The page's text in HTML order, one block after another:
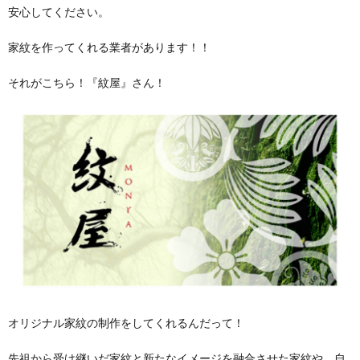
安心してください。
家紋を作ってくれる業者があります！！
それがこちら！『紋屋』さん！
オリジナル家紋の制作をしてくれるんだって！